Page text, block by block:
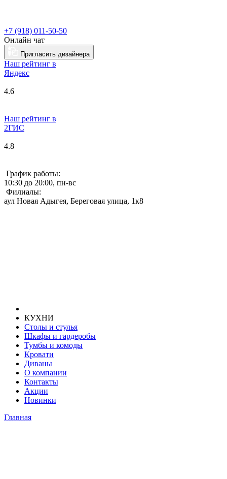
+7 (918) 011-50-50
Онлайн чат
Пригласить дизайнера
Наш рейтинг в
Яндекс
4.6
Наш рейтинг в
2ГИС
4.8
График работы:
10:30 до 20:00, пн-вс
Филиалы:
аул Новая Адыгея, Береговая улица, 1к8
КУХНИ
Столы и стулья
Шкафы и гардеробы
Тумбы и комоды
Кровати
Диваны
О компании
Контакты
Акции
Новинки
Главная